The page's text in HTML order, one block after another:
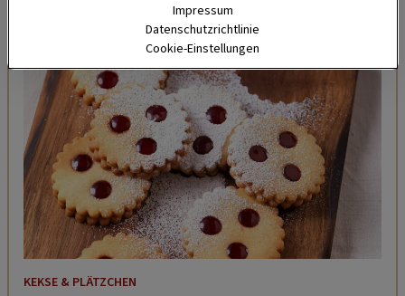
ZUM REZEPT
KEKSE & PLÄTZCHEN
Impressum
Datenschutzrichtlinie
Cookie-Einstellungen